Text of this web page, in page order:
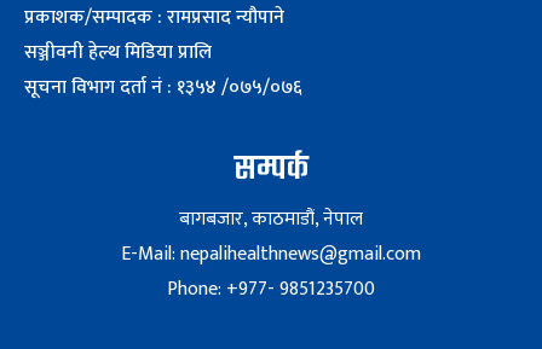
प्रकाशक/सम्पादक : रामप्रसाद न्यौपाने
सञ्जीवनी हेल्थ मिडिया प्रालि
सूचना विभाग दर्ता नं : १३५४ /०७५/०७६
सम्पर्क
बागबजार, काठमाडौं, नेपाल
E-Mail: nepalihealthnews@gmail.com
Phone: +977- 9851235700